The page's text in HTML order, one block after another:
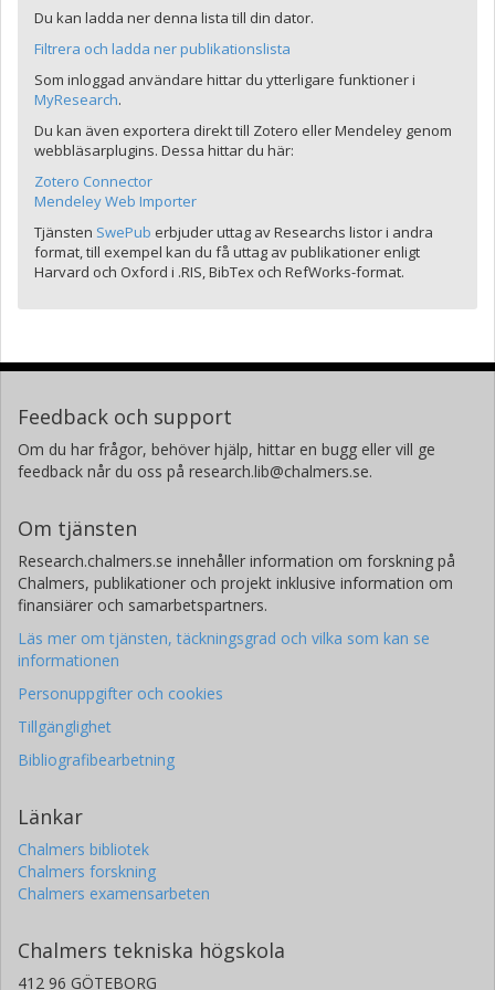
Du kan ladda ner denna lista till din dator.
Filtrera och ladda ner publikationslista
Som inloggad användare hittar du ytterligare funktioner i
MyResearch.
Du kan även exportera direkt till Zotero eller Mendeley genom
webbläsarplugins. Dessa hittar du här:
Zotero Connector
Mendeley Web Importer
Tjänsten SwePub erbjuder uttag av Researchs listor i andra
format, till exempel kan du få uttag av publikationer enligt
Harvard och Oxford i .RIS, BibTex och RefWorks-format.
Feedback och support
Om du har frågor, behöver hjälp, hittar en bugg eller vill ge
feedback når du oss på research.lib@chalmers.se.
Om tjänsten
Research.chalmers.se innehåller information om forskning på
Chalmers, publikationer och projekt inklusive information om
finansiärer och samarbetspartners.
Läs mer om tjänsten, täckningsgrad och vilka som kan se
informationen
Personuppgifter och cookies
Tillgänglighet
Bibliografibearbetning
Länkar
Chalmers bibliotek
Chalmers forskning
Chalmers examensarbeten
Chalmers tekniska högskola
412 96 GÖTEBORG